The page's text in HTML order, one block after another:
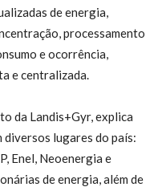
de energia,
processamento
e ocorrência,
e centralizada.
da Landis+Gyr, explica
diversos lugares do país:
Enel, Neoenergia e
de energia, além de